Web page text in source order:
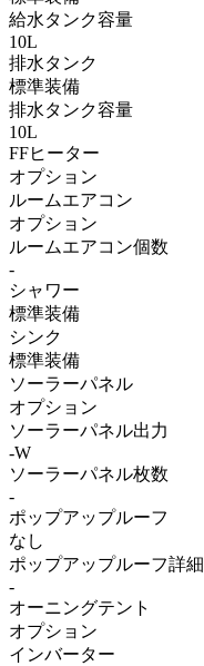
給水タンク容量
10L
排水タンク
標準装備
排水タンク容量
10L
FFヒーター
オプション
ルームエアコン
オプション
ルームエアコン個数
-
シャワー
標準装備
シンク
標準装備
ソーラーパネル
オプション
ソーラーパネル出力
-W
ソーラーパネル枚数
-
ポップアップルーフ
なし
ポップアップルーフ詳細
-
オーニングテント
オプション
インバーター